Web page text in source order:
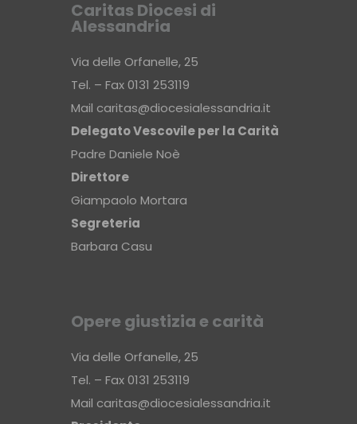
Caritas Diocesi di
Alessandria
Via delle Orfanelle, 25
Tel. – Fax 0131 253119
Mail caritas@diocesialessandria.it
Delegato Vescovile per la Carità
Padre Daniele Noè
Direttore
Giampaolo Mortara
Segreteria
Barbara Casu
Opere giustizia e carità
Via delle Orfanelle, 25
Tel. – Fax 0131 253119
Mail caritas@diocesialessandria.it